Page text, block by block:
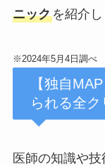
ニックを紹介し
※2024年5月4日調べ
【独自
られる全
医師の知識や